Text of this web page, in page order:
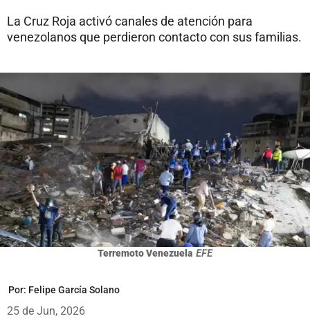
La Cruz Roja activó canales de atención para
venezolanos que perdieron contacto con sus familias.
Terremoto Venezuela EFE
Por: Felipe García Solano
25 de Jun, 2026